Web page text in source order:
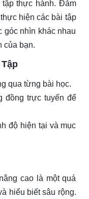
thực hành. Đảm
hiện các bài tập
góc nhìn khác nhau
của bạn.
qua từng bài học.
đồng trực tuyến để
độ hiện tại và mục
cao là một quá
hiểu biết sâu rộng.